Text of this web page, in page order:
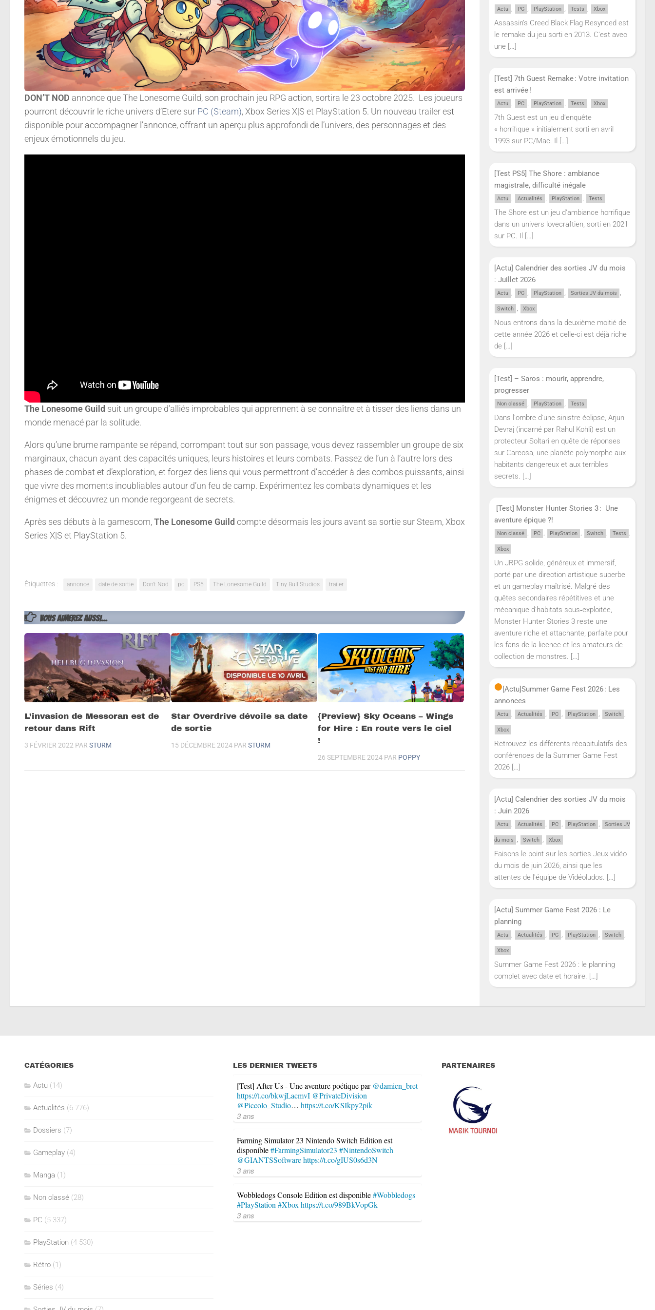
DON’T NOD annonce que The Lonesome Guild, son prochain jeu RPG action, sortira le 23 octobre 2025. Les joueurs
pourront découvrir le riche univers d’Etere sur PC (Steam), Xbox Series X|S et PlayStation 5. Un nouveau trailer est
disponible pour accompagner l’annonce, offrant un aperçu plus approfondi de l’univers, des personnages et des
enjeux émotionnels du jeu.
The Lonesome Guild suit un groupe d’alliés improbables qui apprennent à se connaître et à tisser des liens dans un
monde menacé par la solitude.
Alors qu’une brume rampante se répand, corrompant tout sur son passage, vous devez rassembler un groupe de six
marginaux, chacun ayant des capacités uniques, leurs histoires et leurs combats. Passez de l’un à l’autre lors des
phases de combat et d’exploration, et forgez des liens qui vous permettront d’accéder à des combos puissants, ainsi
que vivre des moments inoubliables autour d’un feu de camp. Expérimentez les combats dynamiques et les
énigmes et découvrez un monde regorgeant de secrets.
Après ses débuts à la gamescom,The Lonesome Guild compte désormais les jours avant sa sortie sur Steam, Xbox
Series X|S et PlayStation 5.
Étiquettes : annonce date de sortie Don't Nod pc PS5 The Lonesome Guild Tiny Bull Studios trailer
VOUS AIMEREZ AUSSI...
L’invasion de Messoran est de
retour dans Rift
3 FÉVRIER 2022 PAR STURM
Star Overdrive dévoile sa date
de sortie
15 DÉCEMBRE 2024 PARSTURM
{Preview} Sky Oceans – Wings
for Hire : En route vers le ciel
!
26 SEPTEMBRE 2024 PAR POPPY
Actu , PC , PlayStation , Tests , Xbox
Assassin’s Creed Black Flag Resynced est
le remake du jeu sorti en 2013. C’est avec
une […]
[Test] 7th Guest Remake : Votre invitation
est arrivée !
Actu , PC , PlayStation , Tests , Xbox
7th Guest est un jeu d’enquête
« horrifique » initialement sorti en avril
1993 sur PC/Mac. Il
[…]
[Test PS5] The Shore : ambiance
magistrale, difficulté inégale
Actu , Actualités , PlayStation , Tests
The Shore est un jeu d’ambiance horrifique
dans un univers lovecraftien, sorti en 2021
sur PC. Il […]
[Actu] Calendrier des sorties JV du mois
: Juillet 2026
Actu , PC , PlayStation , Sorties JV du mois ,
Switch , Xbox
Nous entrons dans la deuxième moitié de
cette année 2026 et celle-ci est déjà riche
de […]
[Test] – Saros : mourir, apprendre,
progresser
Non classé , PlayStation , Tests
Dans l'ombre d'une sinistre éclipse, Arjun
Devraj (incarné par Rahul Kohli) est un
protecteur Soltari en quête de réponses
sur Carcosa, une planète polymorphe aux
habitants dangereux et aux terribles
secrets. […]
[Test] Monster Hunter Stories 3 : Une
aventure épique ?!
Non classé , PC , PlayStation , Switch , Tests ,
Xbox
Un JRPG solide, généreux et immersif,
porté par une direction artistique superbe
et un gameplay maîtrisé. Malgré des
quêtes secondaires répétitives et une
mécanique d’habitats sous‑exploitée,
Monster Hunter Stories 3 reste une
aventure riche et attachante, parfaite pour
les fans de la licence et les amateurs de
collection de monstres. […]
[Actu]Summer Game Fest 2026 : Les
annonces
Actu , Actualités , PC , PlayStation , Switch ,
Xbox
Retrouvez les différents récapitulatifs des
conférences de la Summer Game Fest
2026 […]
[Actu] Calendrier des sorties JV du mois
: Juin 2026
Actu , Actualités , PC , PlayStation , Sorties JV
du mois , Switch , Xbox
Faisons le point sur les sorties Jeux vidéo
du mois de juin 2026, ainsi que les
attentes de l'équipe de Vidéoludos. […]
[Actu] Summer Game Fest 2026 : Le
planning
Actu , Actualités , PC , PlayStation , Switch ,
Xbox
Summer Game Fest 2026 : le planning
complet avec date et horaire. […]
CATÉGORIES
Actu (14)
Actualités (6 776)
Dossiers (7)
Gameplay (4)
Manga (1)
Non classé (28)
PC (5 337)
PlayStation (4 530)
Rétro (1)
Séries (4)
LES DERNIER TWEETS
[Test] After Us - Une aventure poétique par @damien_bret
https://t.co/bkwjLacmvI @PrivateDivision
@Piccolo_Studio… https://t.co/KSIkpy2pik
3 ans
Farming Simulator 23 Nintendo Switch Edition est
disponible#FarmingSimulator23 #NintendoSwitch
@GIANTSSoftwarehttps://t.co/gIUS0s6d3N
3 ans
Wobbledogs Console Edition est disponible#Wobbledogs
#PlayStation #Xbox https://t.co/989BkVopGk
3 ans
PARTENAIRES